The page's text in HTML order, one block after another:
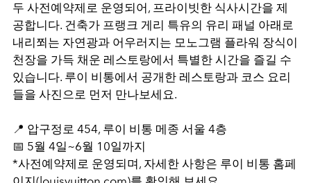
두 사전예약제로 운영되어, 프라이빗한 식사시간을 제
공합니다. 건축가 프랭크 게리 특유의 유리 패널 아래로
내리쬐는 자연광과 어우러지는 모노그램 플라워 장식이
천장을 가득 채운 레스토랑에서 특별한 시간을 즐길 수
있습니다. 루이 비통에서 공개한 레스토랑과 코스 요리
들을 사진으로 먼저 만나보세요.
📍 압구정로 454, 루이 비통 메종 서울 4층
📅 5월 4일~6월 10일까지
*사전예약제로 운영되며, 자세한 사항은 루이 비통 홈페